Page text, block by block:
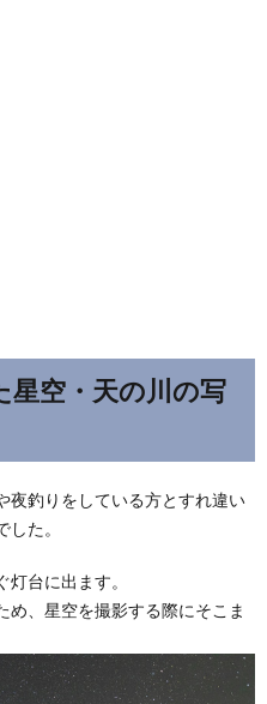
星空・天の川の写
夜釣りをしている方とすれ違い
た。
台に出ます。
め、星空を撮影する際にそこま